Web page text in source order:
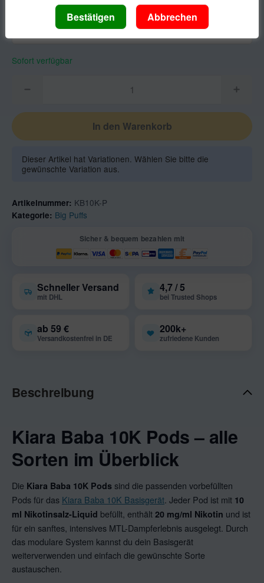
Geschmack
Sofort verfügbar
In den Warenkorb
Dieser Artikel hat Variationen. Wählen Sie bitte die
gewünschte Variation aus.
Artikelnummer: KB10K-P
Kategorie: Big Puffs
Sicher & bequem bezahlen mit
Schneller Versand
mit DHL
4,7 / 5
bei Trusted Shops
ab 59 €
Versandkostenfrei in DE
200k+
zufriedene Kunden
Beschreibung
Kiara Baba 10K Pods – alle
Sorten im Überblick
Die Kiara Baba 10K Pods sind die passenden vorbefüllten
Pods für das Kiara Baba 10K Basisgerät . Jeder Pod ist mit 10
ml Nikotinsalz-Liquid befüllt, enthält 20 mg/ml Nikotin und ist
für ein sanftes, intensives MTL-Dampferlebnis ausgelegt. Durch
das modulare System kannst du dein Basisgerät
weiterverwenden und einfach die gewünschte Sorte
austauschen.